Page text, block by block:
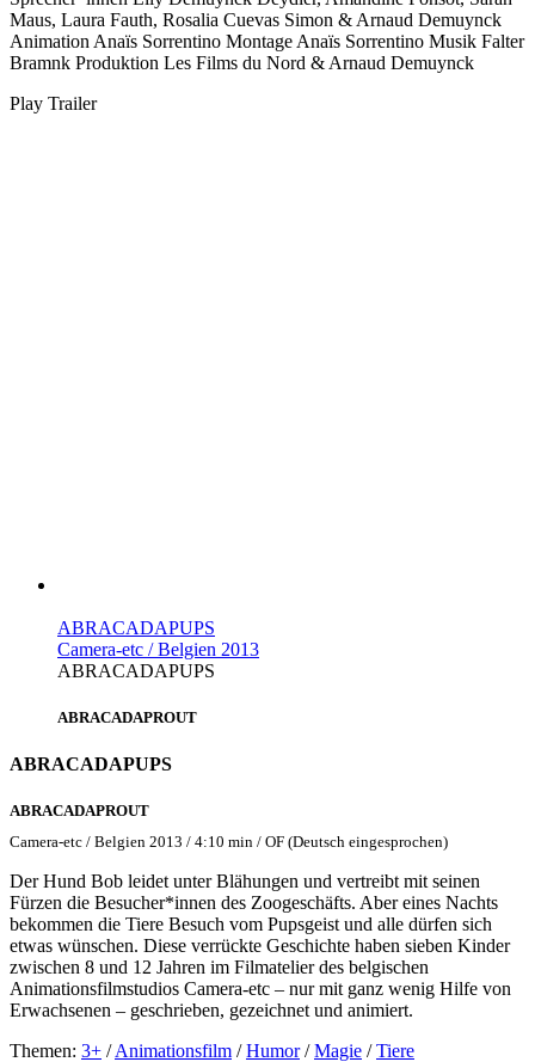
Maus, Laura Fauth, Rosalia Cuevas Simon & Arnaud Demuynck
Animation Anaïs Sorrentino Montage Anaïs Sorrentino Musik Falter
Bramnk Produktion Les Films du Nord & Arnaud Demuynck
Play Trailer
ABRACADAPUPS
Camera-etc / Belgien 2013
ABRACADAPUPS
ABRACADAPROUT
ABRACADAPUPS
ABRACADAPROUT
Camera-etc / Belgien 2013 / 4:10 min / OF (Deutsch eingesprochen)
Der Hund Bob leidet unter Blähungen und vertreibt mit seinen
Fürzen die Besucher*innen des Zoogeschäfts. Aber eines Nachts
bekommen die Tiere Besuch vom Pupsgeist und alle dürfen sich
etwas wünschen. Diese verrückte Geschichte haben sieben Kinder
zwischen 8 und 12 Jahren im Filmatelier des belgischen
Animationsfilmstudios Camera-etc – nur mit ganz wenig Hilfe von
Erwachsenen – geschrieben, gezeichnet und animiert.
Themen: 3+ /Animationsfilm /Humor/Magie /Tiere